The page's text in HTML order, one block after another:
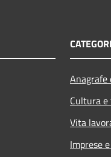
Cultura
Vita
Imprese